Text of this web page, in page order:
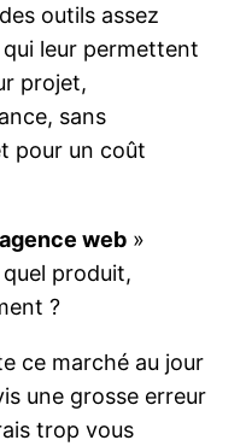
outils assez
leur permettent
projet,
sans
pour un coût
agence web »
produit,
?
ce marché au jour
une grosse erreur
trop vous